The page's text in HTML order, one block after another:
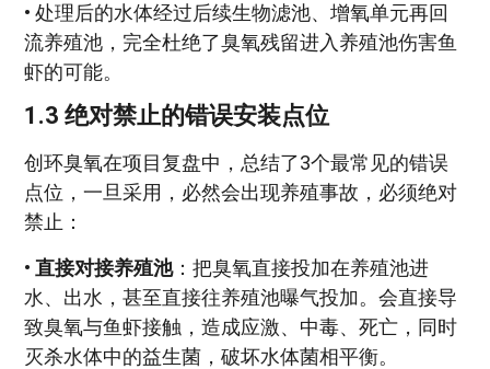
• 处理后的水体经过后续生物滤池、增氧单元再回
流养殖池，完全杜绝了臭氧残留进入养殖池伤害鱼
虾的可能。
1.3 绝对禁止的错误安装点位
创环臭氧在项目复盘中，总结了3个最常见的错误
点位，一旦采用，必然会出现养殖事故，必须绝对
禁止：
• 直接对接养殖池：把臭氧直接投加在养殖池进
水、出水，甚至直接往养殖池曝气投加。会直接导
致臭氧与鱼虾接触，造成应激、中毒、死亡，同时
灭杀水体中的益生菌，破坏水体菌相平衡。